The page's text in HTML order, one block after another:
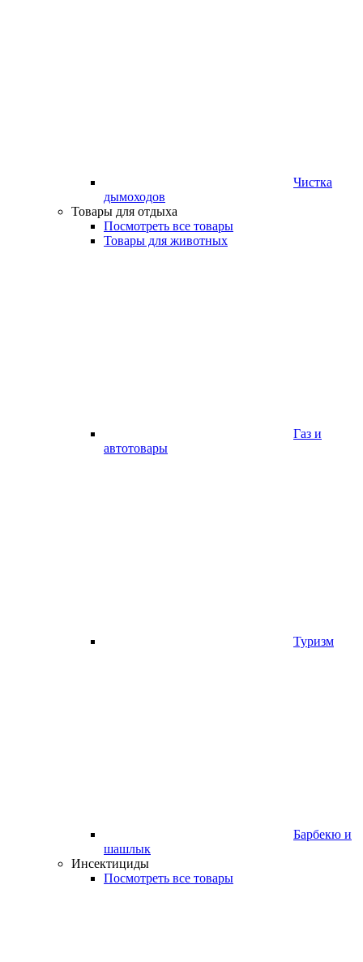
Чистка
дымоходов
Товары для отдыха
Посмотреть все товары
Товары для животных
Газ и
автотовары
Туризм
Барбекю и
шашлык
Инсектициды
Посмотреть все товары